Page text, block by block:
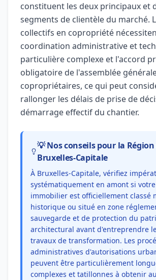
constituent les deux principaux et
segments de clientèle du marché.
collectifs en copropriété
coordination administrative et
particulière complexe et l'accord
obligatoire de l'assemblée
copropriétaires, ce qui peut
rallonger les délais de prise de
démarrage effectif du chantier.
💡 Nos conseils pour la Région
Bruxelles-Capitale
À Bruxelles-Capitale, vérifiez
systématiquement en amont si
immobilier est officiellement classé
historique ou situé en zone
sauvegarde et de protection du
architectural avant d'entreprendre
travaux de transformation. Les
administratives d'autorisations
peuvent être particulièrement
complexes et tatillonnes à obtenir